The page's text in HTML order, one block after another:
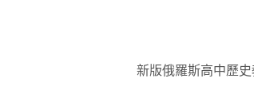
新版俄羅斯高中歷史